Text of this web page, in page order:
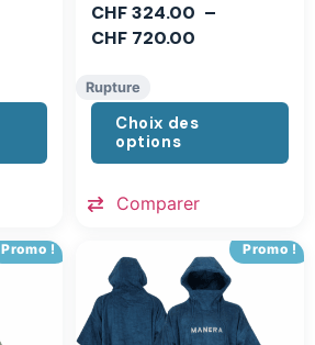
CHF324.00 –
CHF 720.00
Rupture
Choix des
options
Comparer
Promo ! Promo !